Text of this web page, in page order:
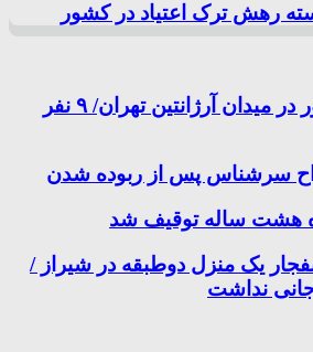
رهش ترک اعتیاد در کشور
سقوط آسانسور در میدان آرژانتین تهران/ ۹ نفر
سرشناس پس از ربوده شدن
هشت ساله توقیف شد
یک منزل دوطبقه در شیراز /
نداشت